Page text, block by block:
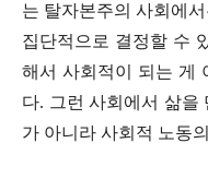
는 탈자본주의 사회에
집단적으로 결정할 수
해서 사회적이 되는 게
다. 그런 사회에서 삶을
가 아니라 사회적 노동